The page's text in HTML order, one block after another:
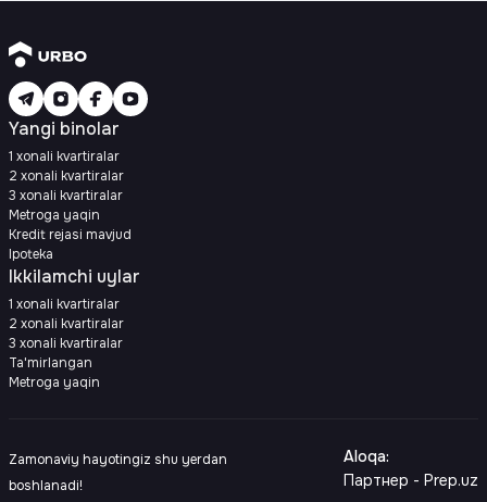
Yangi binolar
1 xonali kvartiralar
2 xonali kvartiralar
3 xonali kvartiralar
Metroga yaqin
Kredit rejasi mavjud
Ipoteka
Ikkilamchi uylar
1 xonali kvartiralar
2 xonali kvartiralar
3 xonali kvartiralar
Ta'mirlangan
Metroga yaqin
Zamonaviy hayotingiz shu yerdan
boshlanadi!
Aloqa:
Партнер - Prep.uz